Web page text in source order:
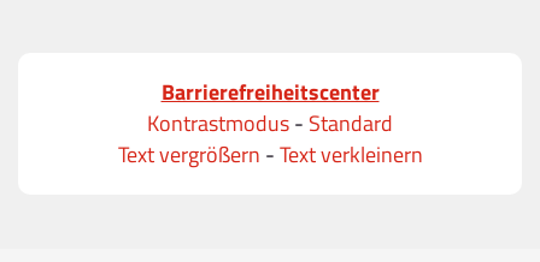
Barrierefreiheitscenter
Kontrastmodus- Standard
Text vergrößern -Text verkleinern